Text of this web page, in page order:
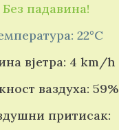
Без падавина!
22°C
вјетра: 4 km/h
ваздуха: 59%
притисак: